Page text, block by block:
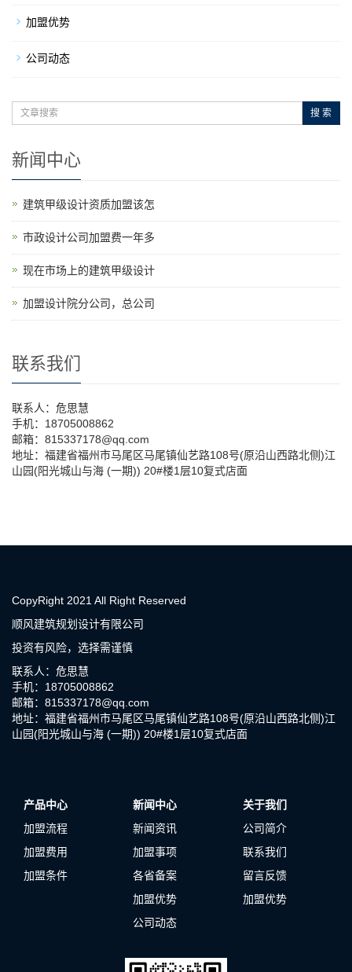
加盟优势
公司动态
搜 索
新闻中心
建筑甲级设计资质加盟该怎
市政设计公司加盟费一年多
现在市场上的建筑甲级设计
加盟设计院分公司，总公司
联系我们
联系人：危思慧
手机：18705008862
邮箱：815337178@qq.com
地址：福建省福州市马尾区马尾镇仙艺路108号(原沿山西路北侧)江
山园(阳光城山与海 (一期)) 20#楼1层10复式店面
CopyRight 2021 All Right Reserved
顺风建筑规划设计有限公司
投资有风险，选择需谨慎
联系人：危思慧
手机：18705008862
邮箱：815337178@qq.com
地址：福建省福州市马尾区马尾镇仙艺路108号(原沿山西路北侧)江
山园(阳光城山与海 (一期)) 20#楼1层10复式店面
产品中心
加盟流程
加盟费用
加盟条件
新闻中心
新闻资讯
加盟事项
各省备案
加盟优势
公司动态
关于我们
公司简介
联系我们
留言反馈
加盟优势